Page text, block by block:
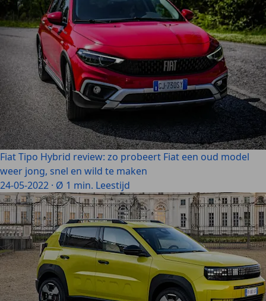
Fiat Tipo Hybrid review: zo probeert Fiat een oud model
weer jong, snel en wild te maken
24-05-2022 · Ø 1 min. Leestijd